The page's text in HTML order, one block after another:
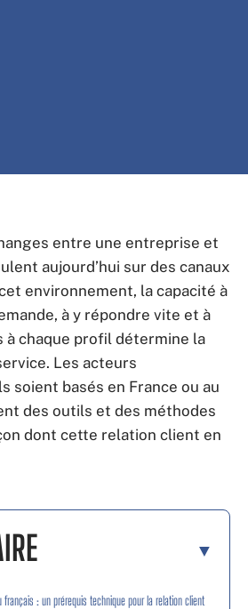
entre une entreprise et
aujourd’hui sur des canaux
environnement, la capacité à
à y répondre vite et à
à chaque profil détermine la
Les acteurs
soient basés en France ou au
des outils et des méthodes
dont cette relation client en
français : un prérequis technique pour la relation client